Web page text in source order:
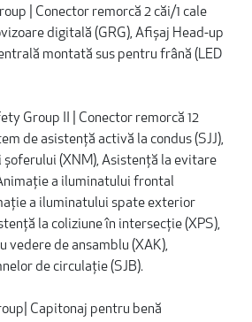
| Conector remorcă 2 căi/1 cale
digitală (GRG), Afișaj Head-up
montată sus pentru frână (LED
Group II | Conector remorcă 12
de asistență activă la condus (SJJ),
șoferului (XNM), Asistență la evitare
a iluminatului frontal
a iluminatului spate exterior
la coliziune în intersecție (XPS),
vedere de ansamblu (XAK),
de circulație (SJB).
Capitonaj pentru benă